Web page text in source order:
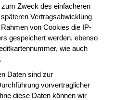
Zweck des einfacheren
Vertragsabwicklung
von Cookies die IP-
gespeichert werden, ebenso
wie auch
Daten sind zur
vorvertraglicher
diese Daten können wir